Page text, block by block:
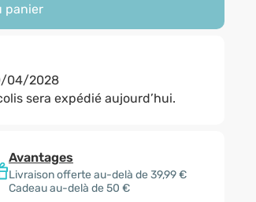
panier
04/2028
sera expédié aujourd’hui.
Avantages
Livraison offerte au-delà de 39,99 €
Cadeau au-delà de 50 €